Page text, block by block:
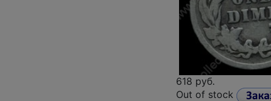
618 руб.
Out of stock